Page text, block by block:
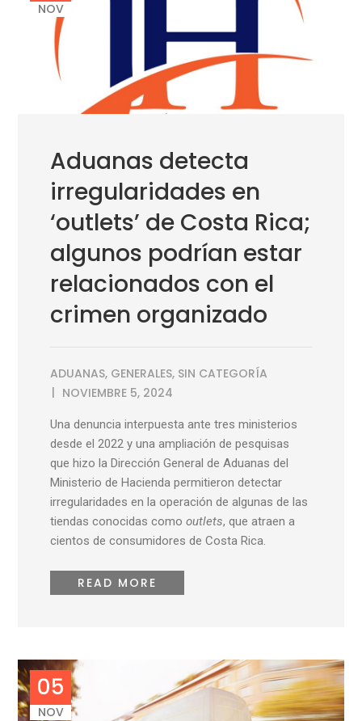
NOV
Aduanas detecta
irregularidades en
‘outlets’ de Costa Rica;
algunos podrían estar
relacionados con el
crimen organizado
ADUANAS, GENERALES, SIN CATEGORÍA
NOVIEMBRE 5, 2024
Una denuncia interpuesta ante tres ministerios
desde el 2022 y una ampliación de pesquisas
que hizo la Dirección General de Aduanas del
Ministerio de Hacienda permitieron detectar
irregularidades en la operación de algunas de las
tiendas conocidas como outlets, que atraen a
cientos de consumidores de Costa Rica.
READ MORE
05
NOV